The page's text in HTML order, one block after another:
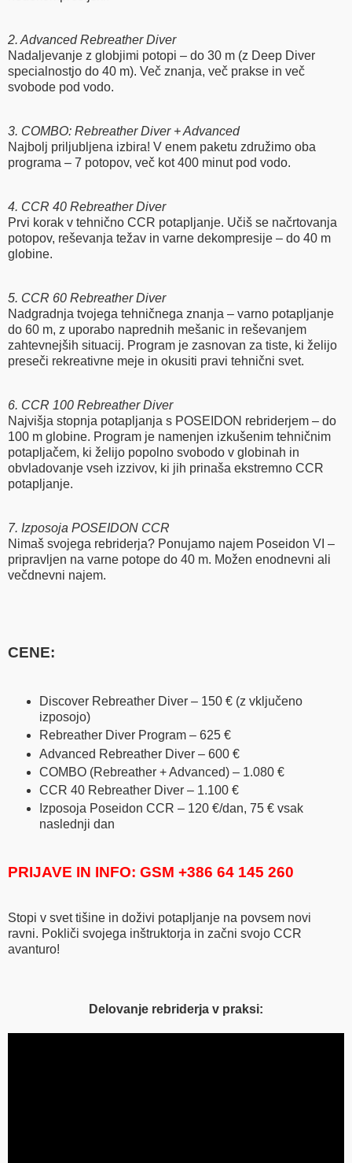
2. Advanced Rebreather Diver
Nadaljevanje z globjimi potopi – do 30 m (z Deep Diver
specialnostjo do 40 m). Več znanja, več prakse in več
svobode pod vodo.
3. COMBO: Rebreather Diver + Advanced
Najbolj priljubljena izbira! V enem paketu združimo oba
programa – 7 potopov, več kot 400 minut pod vodo.
4. CCR 40 Rebreather Diver
Prvi korak v tehnično CCR potapljanje. Učiš se načrtovanja
potopov, reševanja težav in varne dekompresije – do 40 m
globine.
5. CCR 60 Rebreather Diver
Nadgradnja tvojega tehničnega znanja – varno potapljanje
do 60 m, z uporabo naprednih mešanic in reševanjem
zahtevnejših situacij. Program je zasnovan za tiste, ki želijo
preseči rekreativne meje in okusiti pravi tehnični svet.
6. CCR 100 Rebreather Diver
Najvišja stopnja potapljanja s POSEIDON rebriderjem – do
100 m globine. Program je namenjen izkušenim tehničnim
potapljačem, ki želijo popolno svobodo v globinah in
obvladovanje vseh izzivov, ki jih prinaša ekstremno CCR
potapljanje.
7. Izposoja POSEIDON CCR
Nimaš svojega rebriderja? Ponujamo najem Poseidon VI –
pripravljen na varne potope do 40 m. Možen enodnevni ali
večdnevni najem.
CENE:
Discover Rebreather Diver – 150 € (z vključeno
izposojo)
Rebreather Diver Program – 625 €
Advanced Rebreather Diver – 600 €
COMBO (Rebreather + Advanced) – 1.080 €
CCR 40 Rebreather Diver – 1.100 €
Izposoja Poseidon CCR – 120 €/dan, 75 € vsak
naslednji dan
PRIJAVE IN INFO: GSM +386 64 145 260
Stopi v svet tišine in doživi potapljanje na povsem novi
ravni. Pokliči svojega inštruktorja in začni svojo CCR
avanturo!
Delovanje rebriderja v praksi: